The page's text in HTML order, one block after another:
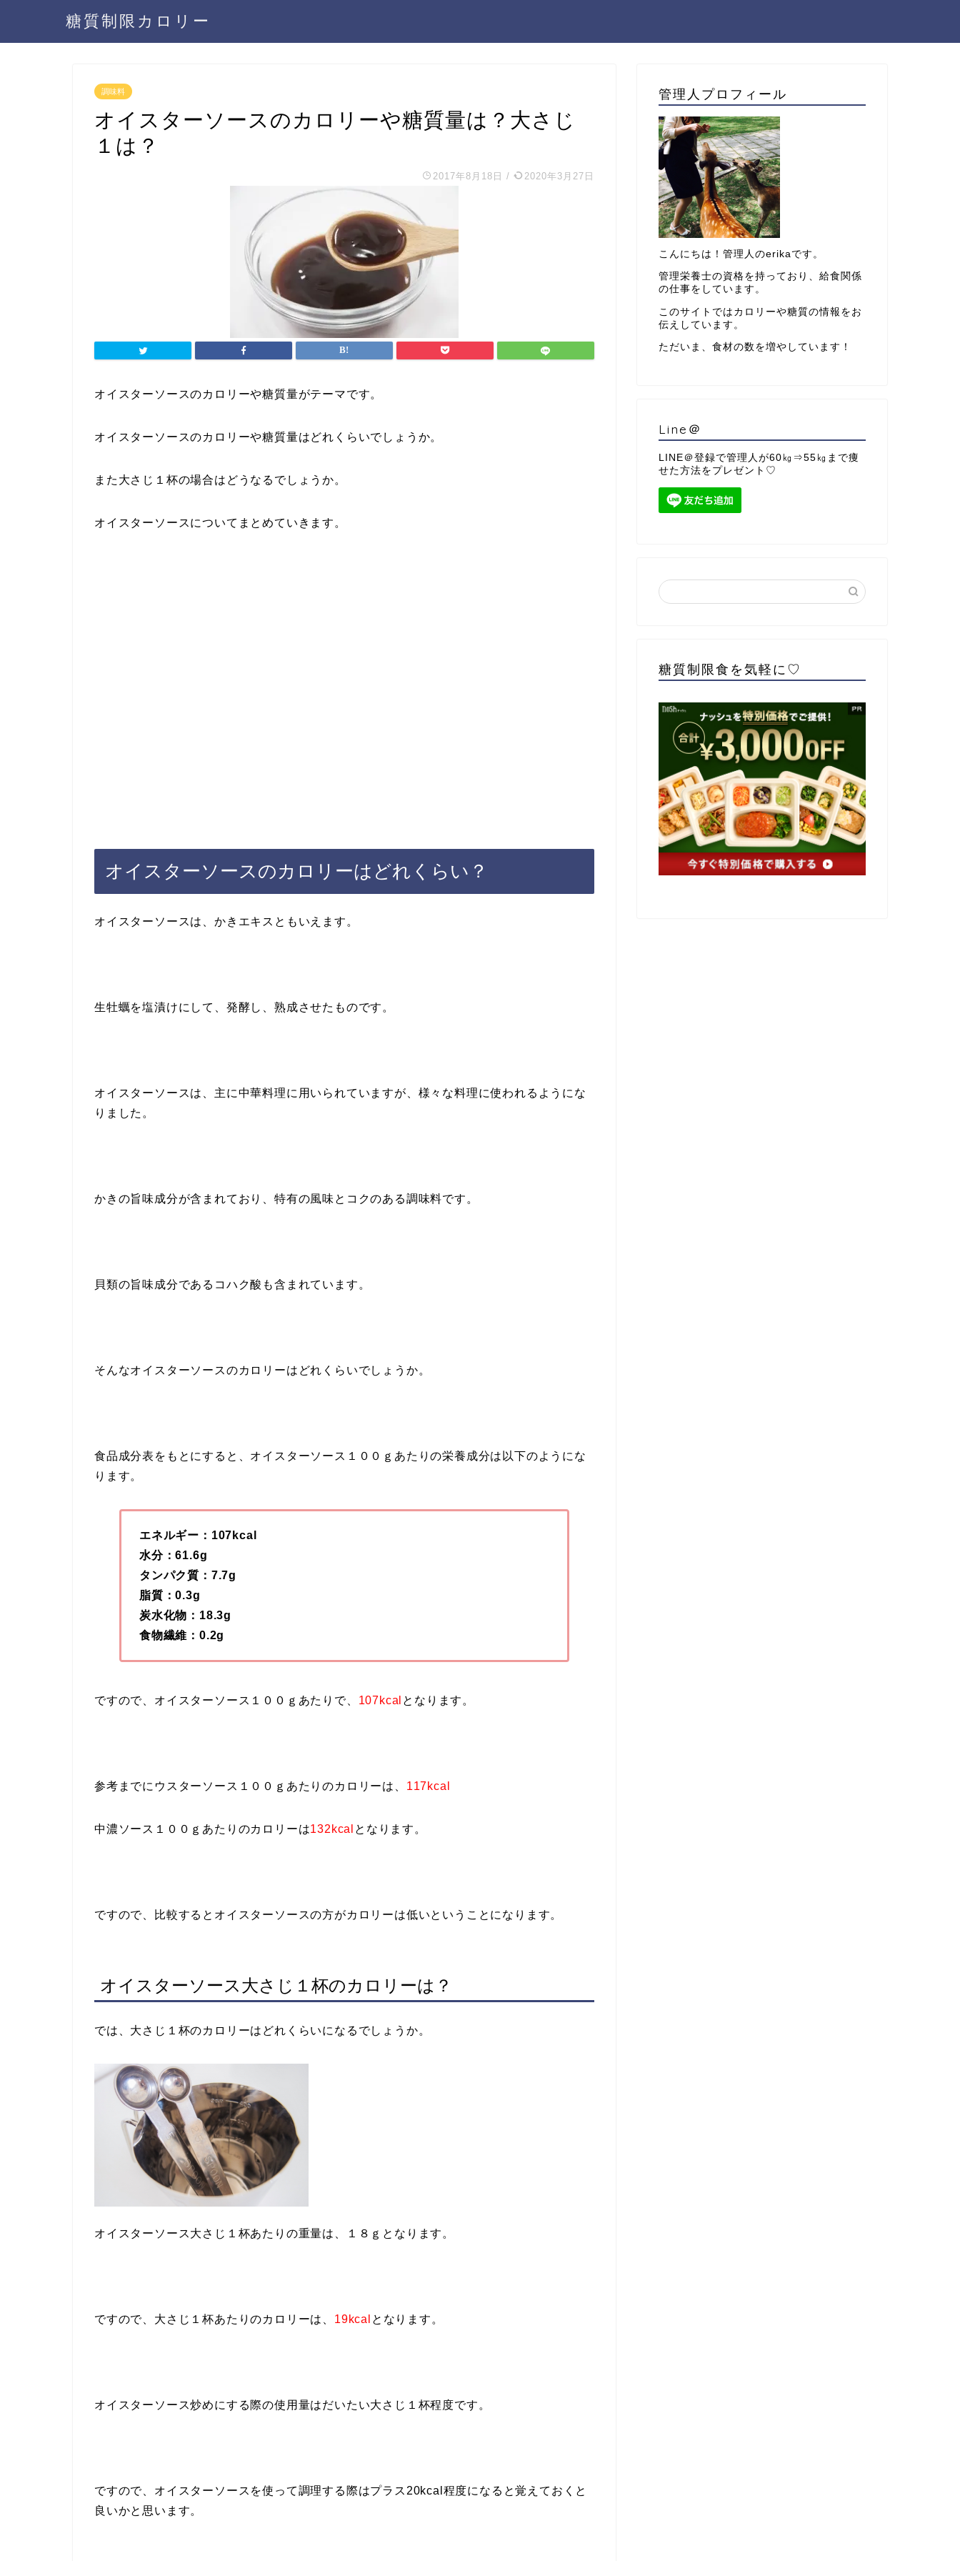
糖質制限カロリー
調味料
オイスターソースのカロリーや糖質量は？大さじ
１は？
2017年8月18日 / 2020年3月27日
オイスターソースのカロリーや糖質量がテーマです。
オイスターソースのカロリーや糖質量はどれくらいでしょうか。
また大さじ１杯の場合はどうなるでしょうか。
オイスターソースについてまとめていきます。
オイスターソースのカロリーはどれくらい？
オイスターソースは、かきエキスともいえます。
生牡蠣を塩漬けにして、発酵し、熟成させたものです。
オイスターソースは、主に中華料理に用いられていますが、様々な料理に使われるようにな
りました。
かきの旨味成分が含まれており、特有の風味とコクのある調味料です。
貝類の旨味成分であるコハク酸も含まれています。
そんなオイスターソースのカロリーはどれくらいでしょうか。
食品成分表をもとにすると、オイスターソース１００ｇあたりの栄養成分は以下のようにな
ります。
エネルギー：107kcal
水分：61.6g
タンパク質：7.7g
脂質：0.3g
炭水化物：18.3g
食物繊維：0.2g
ですので、オイスターソース１００ｇあたりで、 107kcal となります。
参考までにウスターソース１００ｇあたりのカロリーは、 117kcal
中濃ソース１００ｇあたりのカロリーは132kcal となります。
ですので、比較するとオイスターソースの方がカロリーは低いということになります。
オイスターソース大さじ１杯のカロリーは？
では、大さじ１杯のカロリーはどれくらいになるでしょうか。
オイスターソース大さじ１杯あたりの重量は、１８ｇとなります。
ですので、大さじ１杯あたりのカロリーは、 19kcal となります。
オイスターソース炒めにする際の使用量はだいたい大さじ１杯程度です。
ですので、オイスターソースを使って調理する際はプラス20kcal程度になると覚えておくと
良いかと思います。
管理人プロフィール
こんにちは！管理人のerikaです。
管理栄養士の資格を持っており、給食関係
の仕事をしています。
このサイトではカロリーや糖質の情報をお
伝えしています。
ただいま、食材の数を増やしています！
Line＠
LINE＠登録で管理人が60㎏⇒55㎏まで痩
せた方法をプレゼント♡
糖質制限食を気軽に♡